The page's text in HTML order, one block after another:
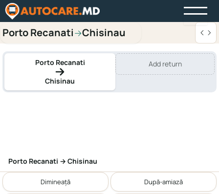
Porto Recanati→Chisinau
Porto Recanati
Chisinau
Add return
Porto Recanati → Chisinau
Dimineață După-amiază